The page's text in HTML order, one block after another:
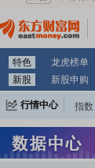
特色 龙虎榜单
新股
新股申购
行情中心 指数